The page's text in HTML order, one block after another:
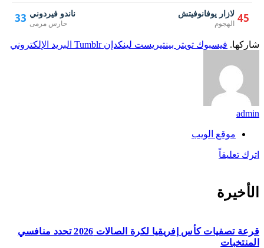
33 ناندو فيردوني
حارس مرمى 45 لازار يوفانوفيتش
الهجوم
شاركها. فيسبوك تويتر بينتيريست لينكدإن Tumblr البريد الإلكتروني
admin
موقع الويب
اترك تعليقاً
الأخيرة
قرعة تصفيات كأس إفريقيا لكرة الصالات 2026 تحدد منافسي
المنتخبات